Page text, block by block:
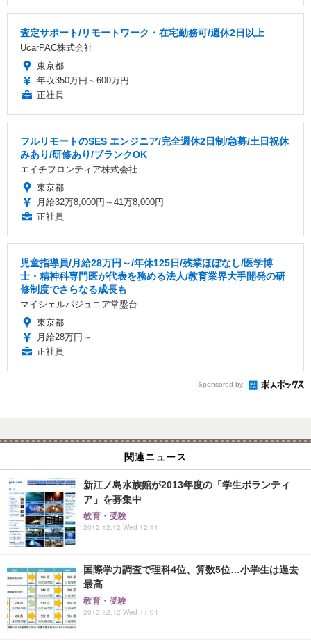
査定サポート/リモートワーク・在宅勤務可/週休2日以上
UcarPAC株式会社
東京都
年収350万円～600万円
正社員
フルリモートのSES エンジニア/完全週休2日制/急募/土日祝休
みあり/研修あり/ブランクOK
エイチフロンティア株式会社
東京都
月給32万8,000円～41万8,000円
正社員
児童指導員/月給28万円～/年休125日/残業ほぼなし/医学博
士・精神科専門医が代表を務める法人/教育業界大手開発の研
修制度でさらなる成長も
マイシェルパジュニア常盤台
東京都
月給28万円～
正社員
Sponsored by
関連ニュース
新江ノ島水族館が2013年度の「学生ボランティ
ア」を募集中
教育・受験
2012.12.12 Wed 12:11
国際学力調査で理科4位、算数5位…小学生は過去
最高
教育・受験
2012.12.12 Wed 11:04